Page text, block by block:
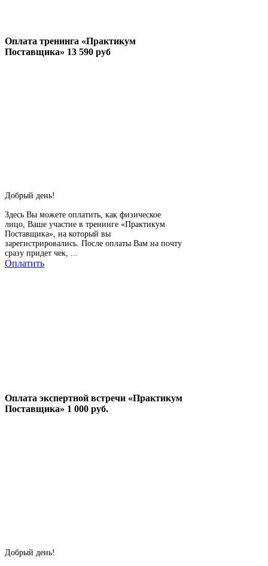
Оплата тренинга «Практикум
Поставщика» 13 590 руб
Добрый день!
Здесь Вы можете оплатить, как физическое
лицо, Ваше участие в тренинге «Практикум
Поставщика», на который вы
зарегистрировались. После оплаты Вам на почту
сразу придет чек, ...
Оплатить
Оплата экспертной встречи «Практикум
Поставщика» 1 000 руб.
Добрый день!